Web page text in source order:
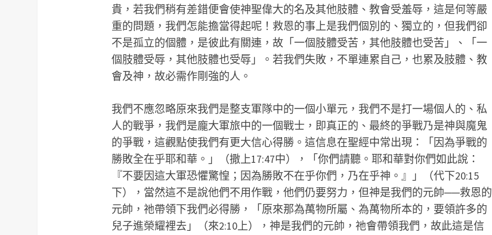
貴，若我們稍有差錯便會使神聖偉大的名及其他肢體、教會受羞辱，這是何等嚴
重的問題，我們怎能擔當得起呢！救恩的事上是我們個別的、獨立的，但我們卻
不是孤立的個體，是彼此有關連，故「一個肢體受苦，其他肢體也受苦」、「一
個肢體受辱，其他肢體也受辱」。若我們失敗，不單連累自己，也累及肢體、教
會及神，故必需作剛強的人。
我們不應忽略原來我們是整支軍隊中的一個小單元，我們不是打一場個人的、私
人的戰爭，我們是龐大軍旅中的一個戰士，即真正的、最終的爭戰乃是神與魔鬼
的爭戰，這觀點使我們有更大信心得勝。這信息在聖經中常出現：「因為爭戰的
勝敗全在乎耶和華。」（撒上17:47中），「你們請聽。耶和華對你們如此說：
『不要因這大軍恐懼驚惶；因為勝敗不在乎你們，乃在乎神。』」（代下20:15
下），當然這不是說他們不用作戰，他們仍要努力，但神是我們的元帥──救恩的
元帥，祂帶領下我們必得勝，「原來那為萬物所屬、為萬物所本的，要領許多的
兒子進榮耀裡去」（來2:10上），神是我們的元帥，祂會帶領我們，故此這是信